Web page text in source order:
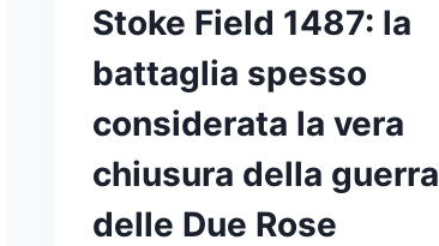
Stoke Field 1487: la
battaglia spesso
considerata la vera
chiusura della guerra
delle Due Rose